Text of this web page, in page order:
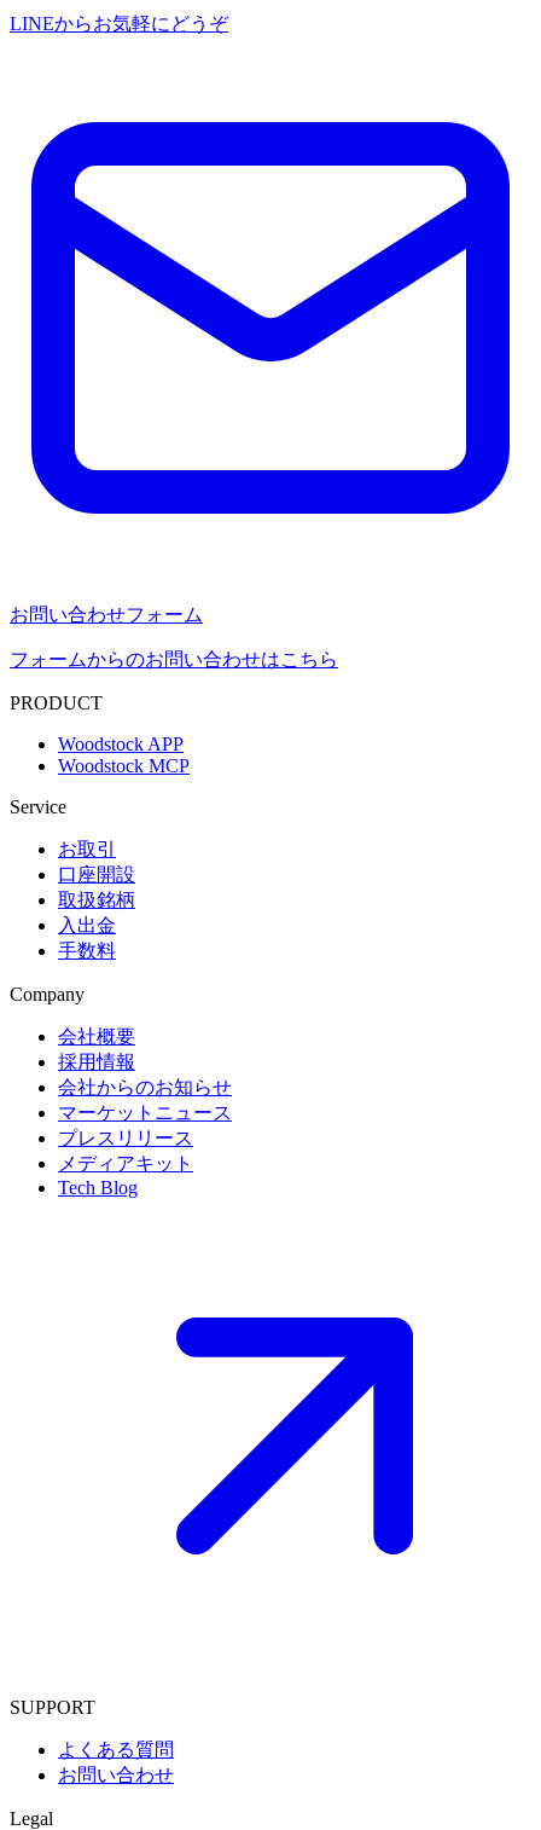
LINEからお気軽にどうぞ
お問い合わせフォーム
フォームからのお問い合わせはこちら
PRODUCT
Woodstock APP
Woodstock MCP
Service
お取引
口座開設
取扱銘柄
入出金
手数料
Company
会社概要
採用情報
会社からのお知らせ
マーケットニュース
プレスリリース
メディアキット
Tech Blog
SUPPORT
よくある質問
お問い合わせ
Legal